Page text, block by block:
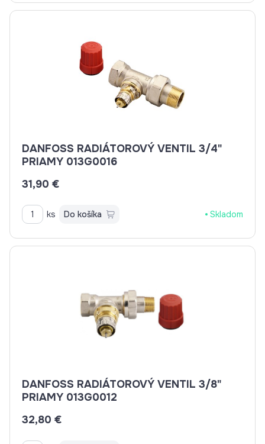
DANFOSS RADIÁTOROVÝ VENTIL 3/4"
PRIAMY 013G0016
31,90 €
ks Do košíka Skladom
DANFOSS RADIÁTOROVÝ VENTIL 3/8"
PRIAMY 013G0012
32,80 €